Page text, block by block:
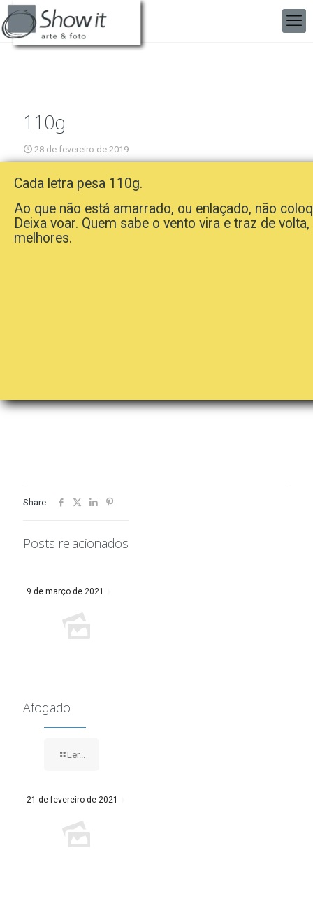
110g
28 de fevereiro de 2019
Cada letra pesa 110g.
Ao que não está amarrado, ou enlaçado, não
Deixa voar. Quem sabe o vento vira e traz de
melhores.
Share
Posts relacionados
9 de março de 2021
Afogado
Ler...
21 de fevereiro de 2021